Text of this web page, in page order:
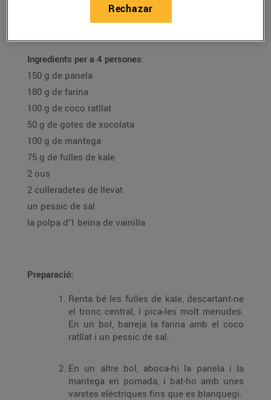
24/febrero/2021
Ingredients per a 4 persones:
150 g de panela
180 g de farina
100 g de coco ratllat
50 g de gotes de xocolata
100 g de mantega
75 g de fulles de kale
2 ous
2 culleradetes de llevat
un pessic de sal
la polpa d’1 beina de vainilla
Preparació:
Renta bé les fulles de kale, descartant-ne
el tronc central, i pica-les molt menudes.
En un bol, barreja la farina amb el coco
ratllat i un pessic de sal.
En un altre bol, aboca-hi la panela i la
mantega en pomada, i bat-ho amb unes
varetes elèctriques fins que es blanquegi.
Rechazar